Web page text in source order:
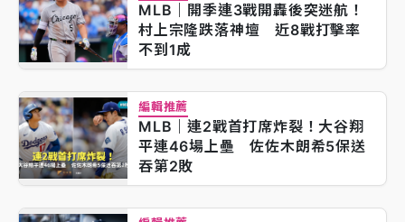
MLB｜開季連3戰開轟後突迷航！
村上宗隆跌落神壇 近8戰打擊率
不到1成
編輯推薦
MLB｜連2戰首打席炸裂！大谷翔
平連46場上壘 佐佐木朗希5保送
吞第2敗